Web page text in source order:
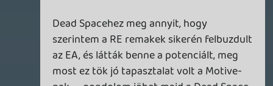
Félig hallgattam meg eddig az adást,
szerintem teljesen rendben van, a fő célját
remekül ellátja: néhány mondatot ejtenek
az aktuális év fontosabb megjelenéseiről.
Nagyon szerettem a régi gamer365